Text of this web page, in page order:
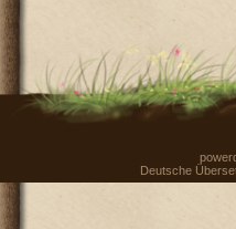
Deutsche